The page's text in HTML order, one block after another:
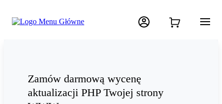
Zamów darmową wycenę
aktualizacji PHP Twojej strony